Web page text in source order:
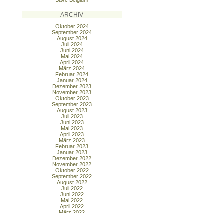
ARCHIV
Oktober 2024
September 2024
August 2024
Juli 2024
Juni 2024
Mai 2024
April 2024
März 2024
Februar 2024
Januar 2024
Dezember 2023
November 2023
Oktober 2023
September 2023
August 2023
Juli 2023
Juni 2023
Mai 2023
April 2023
März 2023
Februar 2023
Januar 2023
Dezember 2022
November 2022
Oktober 2022
September 2022
August 2022
Juli 2022
Juni 2022
Mai 2022
April 2022